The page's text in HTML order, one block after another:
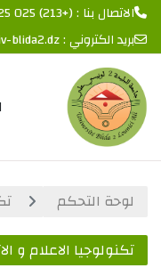
تخطى إلى المحتوى
الاتصال بنا : (+213) 025 25 25 25
بريد الكتروني :blida2.dz
لوحة التحكم
تكنولوجيا الاعلام و